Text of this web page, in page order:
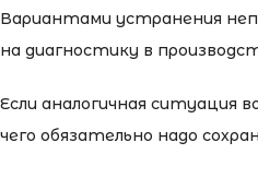
Вариантами устранения
на диагностику в
Если аналогичная ситуация
чего обязательно надо